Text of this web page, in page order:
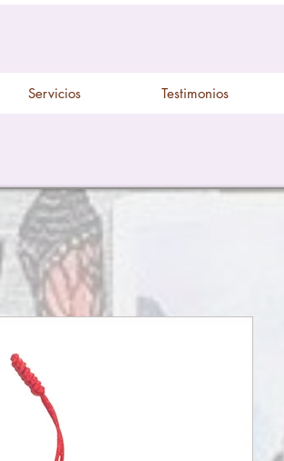
Servicios Testimonios